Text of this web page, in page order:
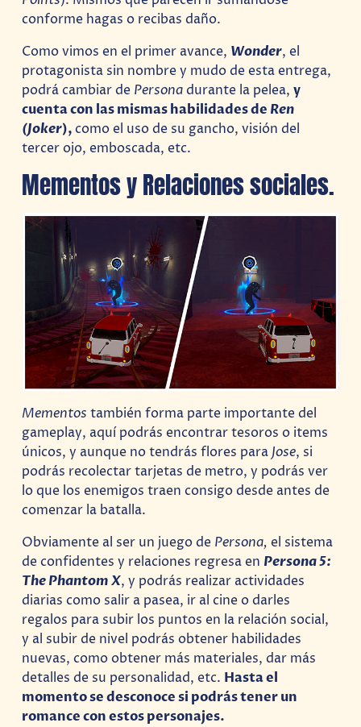
conforme hagas o recibas daño.
Como vimos en el primer avance, Wonder, el
protagonista sin nombre y mudo de esta entrega,
podrá cambiar de Personadurante la pelea,y
cuenta con las mismas habilidades de Ren
(Joker),como el uso de su gancho, visión del
tercer ojo, emboscada, etc.
Mementos y Relaciones sociales.
Mementostambién forma parte importante del
gameplay, aquí podrás encontrar tesoros o items
únicos, y aunque no tendrás flores para Jose, si
podrás recolectar tarjetas de metro, y podrás ver
lo que los enemigos traen consigo desde antes de
comenzar la batalla.
Obviamente al ser un juego de Persona,el sistema
de confidentes y relaciones regresa en Persona 5:
The Phantom X, y podrás realizar actividades
diarias como salir a pasea, ir al cine o darles
regalos para subir los puntos en la relación social,
y al subir de nivel podrás obtener habilidades
nuevas, como obtener más materiales, dar más
detalles de su personalidad, etc. Hasta el
momento se desconoce si podrás tener un
romance con estos personajes.